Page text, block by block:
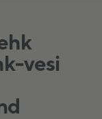
vesi